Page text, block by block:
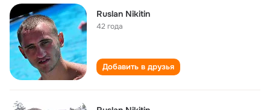
Ruslan Nikitin
42 года
Добавить в друзья